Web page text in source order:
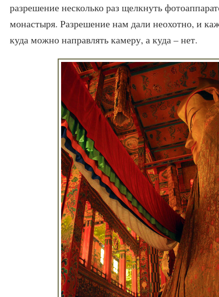
разрешение несколько раз щелкнуть
монастыря. Разрешение нам дали неохотно, и
куда можно направлять камеру, а куда – нет.